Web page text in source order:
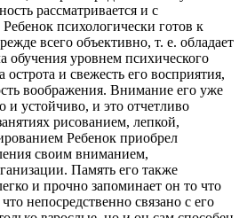
рассматривается и с
психологически готов к
всего объективно, т. е. обладает
обучения уровнем психического
и свежесть его восприятия,
воображения. Внимание его уже
и устойчиво, и это отчетливо
рисованием, лепкой,
Ребенок приобрел
своим вниманием,
Память его также
и прочно запоминает он то что
непосредственно связано с его